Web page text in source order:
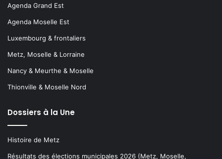
Agenda Grand Est
Agenda Moselle Est
Luxembourg & frontaliers
Metz, Moselle & Lorraine
Nancy & Meurthe & Moselle
Thionville & Moselle Nord
Dossiers à la Une
Histoire de Metz
Résultats des élections municipales 2026 (Metz, Moselle,